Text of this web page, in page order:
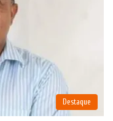
Destaque